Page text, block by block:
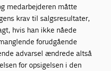
medarbejderen måtte
krav til salgsresultater,
hvis han ikke nåede
forudgående
advarsel ændrede altså
for opsigelsen i den